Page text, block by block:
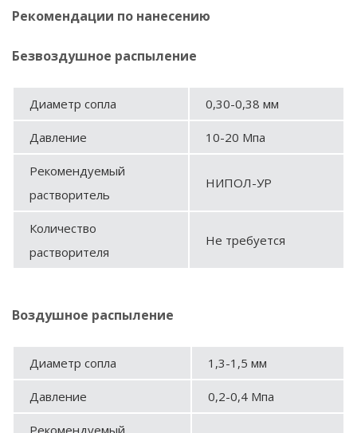
Рекомендации по нанесению
Безвоздушное распыление
Диаметр сопла 0,30-0,38 мм
Давление 10-20 Мпа
Рекомендуемый
растворитель
НИПОЛ-УР
Количество
растворителя
Не требуется
Воздушное распыление
Диаметр сопла 1,3-1,5 мм
Давление 0,2-0,4 Мпа
Рекомендуемый